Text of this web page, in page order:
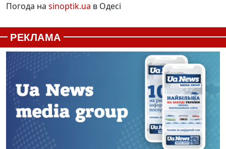
Погода на sinoptik.ua в Одесі
РЕКЛАМА